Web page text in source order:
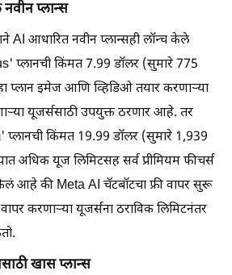
प्लान्स
AI आधारित नवीन प्लान्सही लॉन्च केले
किंमत 7.99 डॉलर (सुमारे 775
प्लान इमेज आणि व्हिडिओ तयार करणाऱ्या
यूजर्ससाठी उपयुक्त ठरणार आहे. तर
किंमत 19.99 डॉलर (सुमारे 1,939
अधिक यूज लिमिटसह सर्व प्रीमियम फीचर्स
आहे की Meta AI चॅटबॉटचा फ्री वापर सुरू
करणाऱ्या यूजर्सना ठराविक लिमिटनंतर
खास प्लान्स